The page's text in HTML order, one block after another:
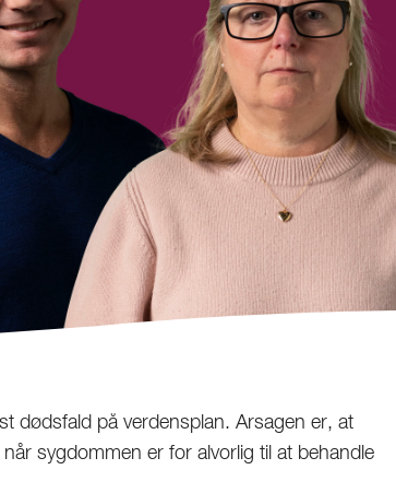
dødsfald på verdensplan. Årsagen er, at
sygdommen er for alvorlig til at behandle